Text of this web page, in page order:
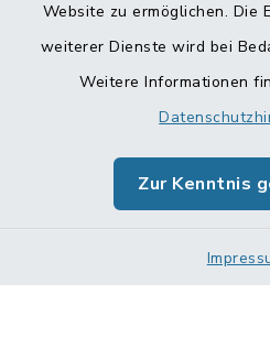
Website zu ermöglichen. Die
weiterer Dienste wird bei
Weitere Informationen
Zur Kenntnis